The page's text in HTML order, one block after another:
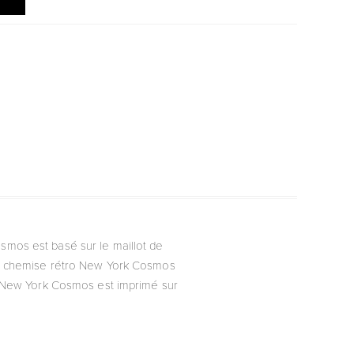
est basé sur le maillot de
rétro New York Cosmos
York Cosmos est imprimé sur